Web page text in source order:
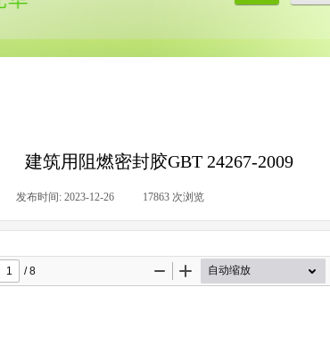
建筑用阻燃密封胶GBT 24267-2009
发布时间: 2023-12-26 17863 次浏览